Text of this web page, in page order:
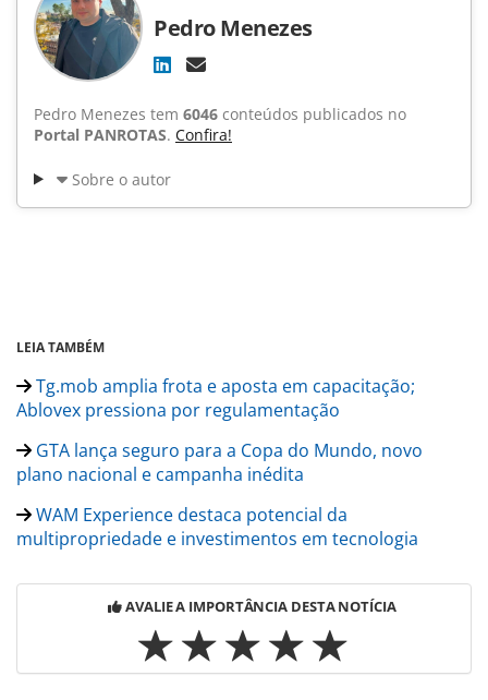
Pedro Menezes
Pedro Menezes tem 6046 conteúdos publicados no
Portal PANROTAS. Confira!
Sobre o autor
LEIA TAMBÉM
Tg.mob amplia frota e aposta em capacitação;
Ablovex pressiona por regulamentação
GTA lança seguro para a Copa do Mundo, novo
plano nacional e campanha inédita
WAM Experience destaca potencial da
multipropriedade e investimentos em tecnologia
AVALIE A IMPORTÂNCIA DESTA NOTÍCIA